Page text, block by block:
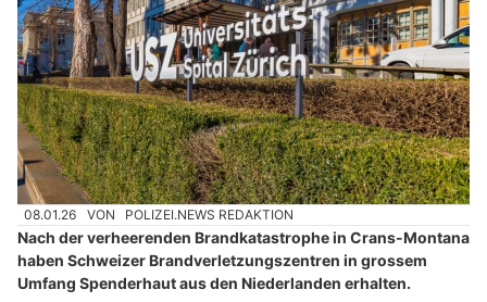
08.01.26 VON POLIZEI.NEWS REDAKTION
Nach der verheerenden Brandkatastrophe in Crans-Montana
haben Schweizer Brandverletzungszentren in grossem
Umfang Spenderhaut aus den Niederlanden erhalten.